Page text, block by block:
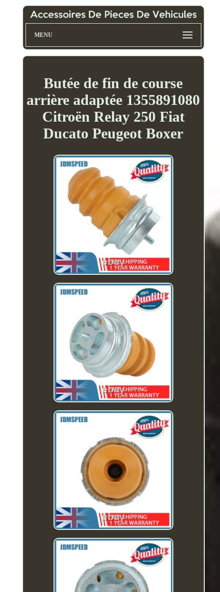
MENU
Butée de fin de course
arrière adaptée 1355891080
Citroën Relay 250 Fiat
Ducato Peugeot Boxer